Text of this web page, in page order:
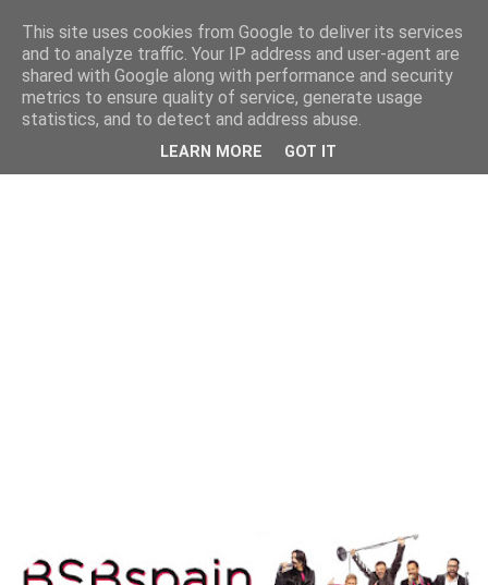
This site uses cookies from Google to deliver its services
and to analyze traffic. Your IP address and user-agent are
shared with Google along with performance and security
metrics to ensure quality of service, generate usage
statistics, and to detect and address abuse.
LEARN MORE GOT IT